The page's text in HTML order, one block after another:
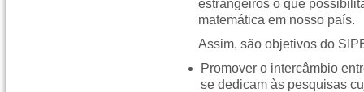
estrangeiros o que
matemática em nosso país.
Assim, são objetivos do
Promover o intercâmbio
se dedicam às pesquisas